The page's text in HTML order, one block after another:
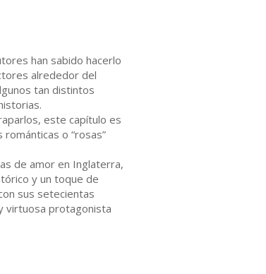
han sabido hacerlo
alrededor del
tan distintos
este capítulo es
o “rosas”
de amor en Inglaterra,
y un toque de
sus setecientas
virtuosa protagonista